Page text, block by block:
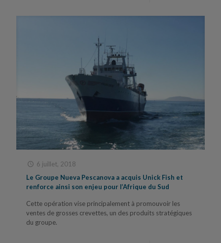
6 juillet, 2018
Le Groupe Nueva Pescanova a acquis Unick Fish et
renforce ainsi son enjeu pour l’Afrique du Sud
Cette opération vise principalement à promouvoir les
ventes de grosses crevettes, un des produits stratégiques
du groupe.